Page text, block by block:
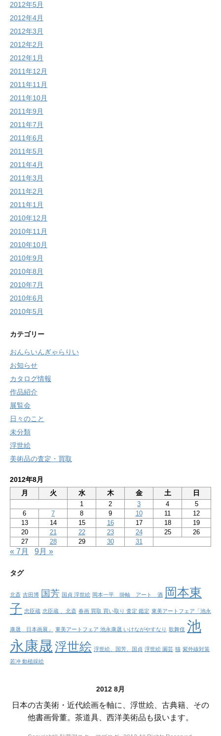
2012年5月
2012年4月
2012年3月
2012年2月
2012年1月
2011年12月
2011年11月
2011年10月
2011年9月
2011年7月
2011年6月
2011年5月
2011年4月
2011年3月
2011年2月
2011年1月
2010年12月
2010年11月
2010年10月
2010年9月
2010年8月
2010年7月
2010年6月
2010年5月
カテゴリー
おんらいんぎゃらりい
お知らせ
カタログ情報
作品紹介
展覧会
日々のこと
未分類
浮世絵
美術品の査定・買取
2012年8月
月
火 水 木 金 土 日
1 2 3 4
5
6
7 8 9 10 11
12
13
14 15 16 17 18
19
20
21 22 23 24 25
26
27
28 29 30 31
« 7月 9月 »
タグ
北斎 吉田博 国芳 国貞 浮世絵 岡本一平 掛軸 アート 酒
岡本東
子 忠臣蔵 忠臣蔵 、北斎 春画 買取 買い取り 査定 鑑定 東美アートフェア「池永
康晟 日本画展」 東美アートフェア 池永康晟 いけながやすなり 歌舞伎 池
永康晟浮世絵 浮世絵、国芳、国貞 浮世絵 園芸 猫 紫外線対策
若冲 動植綵絵
2012 8月
日本の古美術・近代絵画を軸に、浮世絵、古典籍、その
他書画骨董。茶道具、西洋美術品も扱います。